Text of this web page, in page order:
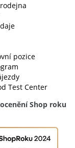
pozice
Test Center
Shop roku